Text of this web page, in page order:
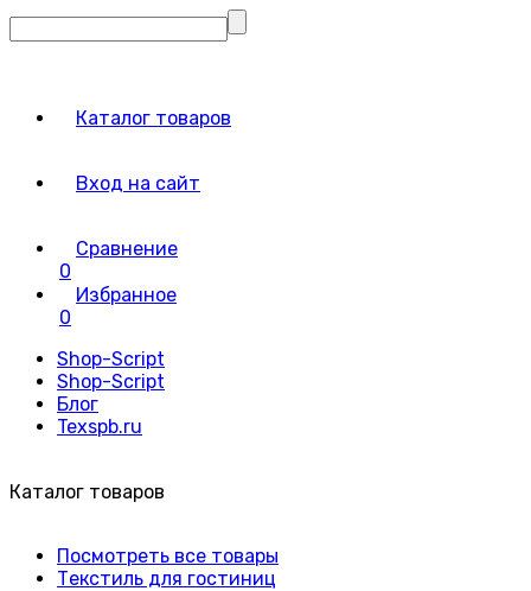
Каталог товаров
Вход на сайт
Сравнение
0
Избранное
0
Shop-Script
Shop-Script
Блог
Texspb.ru
Каталог товаров
Посмотреть все товары
Текстиль для гостиниц